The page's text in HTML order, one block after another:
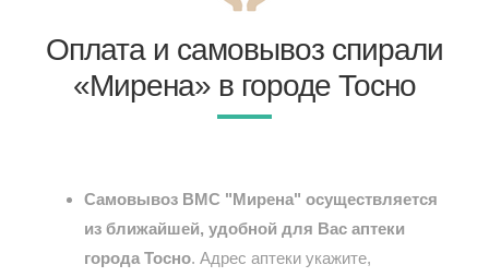
Оплата и самовывоз спирали
«Мирена» в городе Тосно
Самовывоз ВМС "Мирена" осуществляется
из ближайшей, удобной для Вас аптеки
города Тосно. Адрес аптеки укажите,